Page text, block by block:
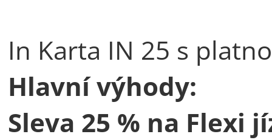
In Karta IN 25 s
Hlavní výhody:
Sleva 25 % na Flexi